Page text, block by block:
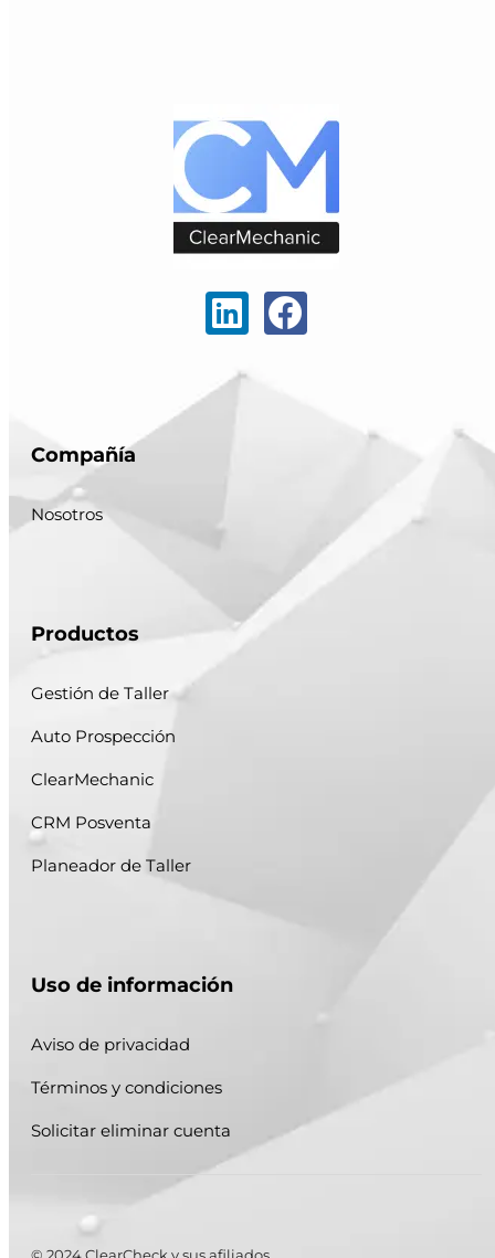
Compañía
Nosotros
Productos
Gestión de Taller
Auto Prospección
ClearMechanic
CRM Posventa
Planeador de Taller
Uso de información
Aviso de privacidad
Términos y condiciones
Solicitar eliminar cuenta